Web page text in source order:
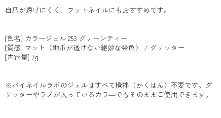
自爪が透けにくく、フットネイルにもおすすめです。
[色名] カラージェル 253 グリーンティー
[質感] マット（地爪が透けない絶妙な発色） / グリッター
[内容量] 7g
※バイネイルラボのジェルはすべて攪拌（かくはん）不要です。グ
リッターやラメが入っているカラ―でもそのままご使用できます。